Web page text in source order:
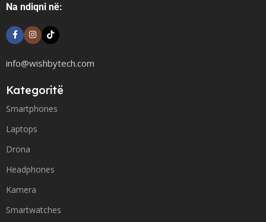
Na ndiqni në:
info@wishbytech.com
Kategoritë
Smartphones
Laptops
Drona
Headphones
Kamera
Smartwatches